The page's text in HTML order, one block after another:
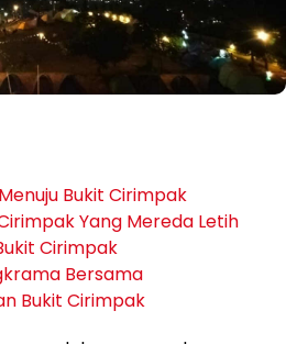
Bukit Cirimpak
Yang Mereda Letih
Cirimpak
Bersama
Bukit Cirimpak